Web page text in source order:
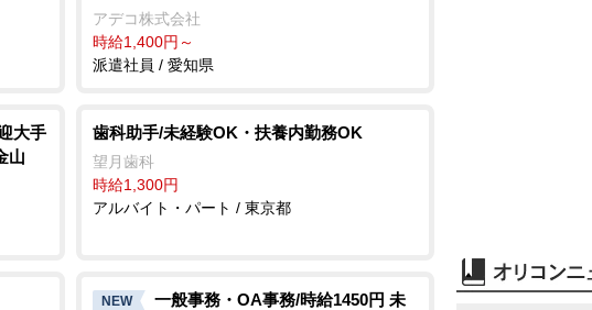
アデコ株式会社
時給1,400円～
派遣社員 / 愛知県
大手
山
歯科助手/未経験OK・扶養内勤務OK
望月歯科
時給1,300円
アルバイト・パート / 東京都
NEW
一般事務・OA事務/時給1450円 未